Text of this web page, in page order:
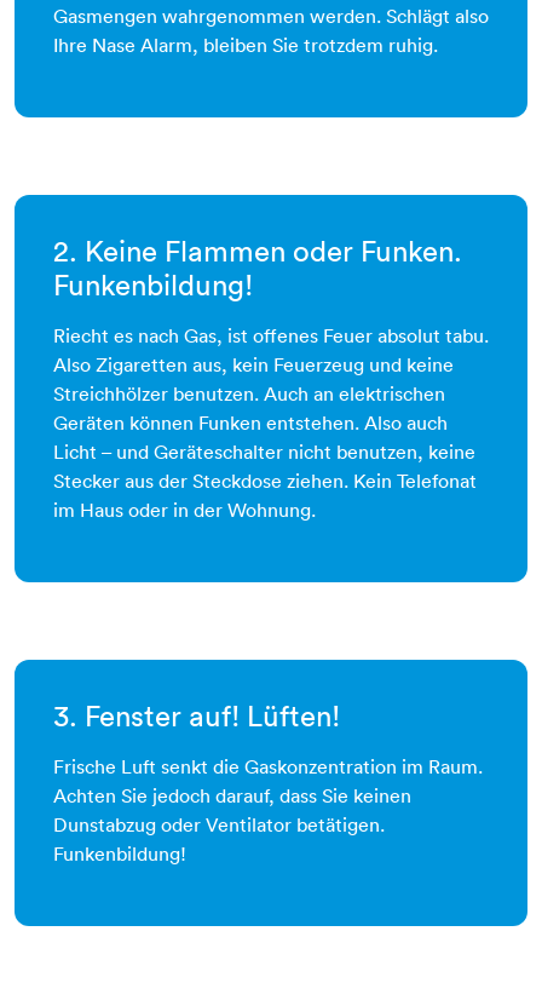
Gasmengen wahrgenommen werden. Schlägt also
Ihre Nase Alarm, bleiben Sie trotzdem ruhig.
2. Keine Flammen oder Funken.
Funkenbildung!
Riecht es nach Gas, ist offenes Feuer absolut tabu.
Also Zigaretten aus, kein Feuerzeug und keine
Streichhölzer benutzen. Auch an elektrischen
Geräten können Funken entstehen. Also auch
Licht – und Geräteschalter nicht benutzen, keine
Stecker aus der Steckdose ziehen. Kein Telefonat
im Haus oder in der Wohnung.
3. Fenster auf! Lüften!
Frische Luft senkt die Gaskonzentration im Raum.
Achten Sie jedoch darauf, dass Sie keinen
Dunstabzug oder Ventilator betätigen.
Funkenbildung!